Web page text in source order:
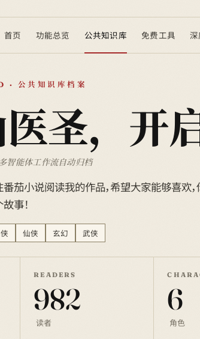
首页 功能总览 公共知识库 免费工具
公共知识库档案
医圣，开
智能体工作流自动归档
茄小说阅读我的作品，希望大家能够喜欢
事！
仙侠 玄幻 武侠
READERS
982
读者
6
角色